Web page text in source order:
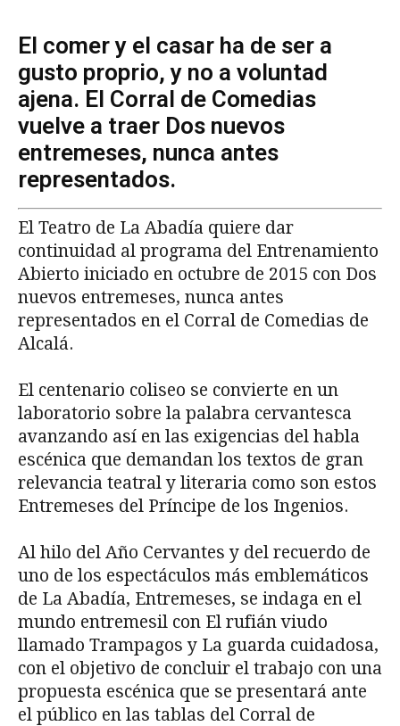
El comer y el casar ha de ser a
gusto proprio, y no a voluntad
ajena. El Corral de Comedias
vuelve a traer Dos nuevos
entremeses, nunca antes
representados.
El Teatro de La Abadía quiere dar
continuidad al programa del Entrenamiento
Abierto iniciado en octubre de 2015 con Dos
nuevos entremeses, nunca antes
representados en el Corral de Comedias de
Alcalá.
El centenario coliseo se convierte en un
laboratorio sobre la palabra cervantesca
avanzando así en las exigencias del habla
escénica que demandan los textos de gran
relevancia teatral y literaria como son estos
Entremeses del Príncipe de los Ingenios.
Al hilo del Año Cervantes y del recuerdo de
uno de los espectáculos más emblemáticos
de La Abadía, Entremeses, se indaga en el
mundo entremesil con El rufián viudo
llamado Trampagos y La guarda cuidadosa,
con el objetivo de concluir el trabajo con una
propuesta escénica que se presentará ante
el público en las tablas del Corral de